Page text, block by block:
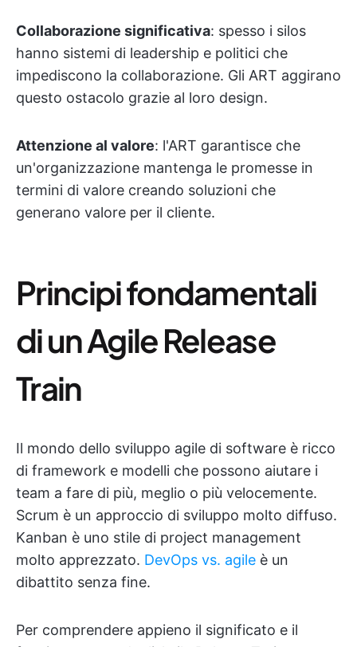
Collaborazione significativa: spesso i silos
hanno sistemi di leadership e politici che
impediscono la collaborazione. Gli ART aggirano
questo ostacolo grazie al loro design.
Attenzione al valore: l'ART garantisce che
un'organizzazione mantenga le promesse in
termini di valore creando soluzioni che
generano valore per il cliente.
Principi fondamentali
di un Agile Release
Train
Il mondo dello sviluppo agile di software è ricco
di framework e modelli che possono aiutare i
team a fare di più, meglio o più velocemente.
Scrum è un approccio di sviluppo molto diffuso.
Kanban è uno stile di project management
molto apprezzato. DevOps vs. agile è un
dibattito senza fine.
Per comprendere appieno il significato e il